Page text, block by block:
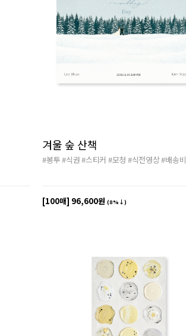
겨울 숲 산책
#봉투#식권#스티커 #모청 #식전영상#배송비
[100매] 96,600원 (8%↓)